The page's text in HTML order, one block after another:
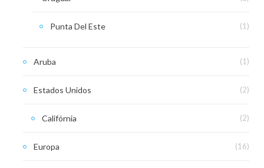
Punta Del Este (1)
Aruba (1)
Estados Unidos (2)
Califórnia (2)
Europa (16)